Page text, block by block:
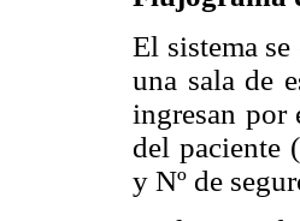
El sistema
una sala de
ingresan por
del paciente
y Nº de